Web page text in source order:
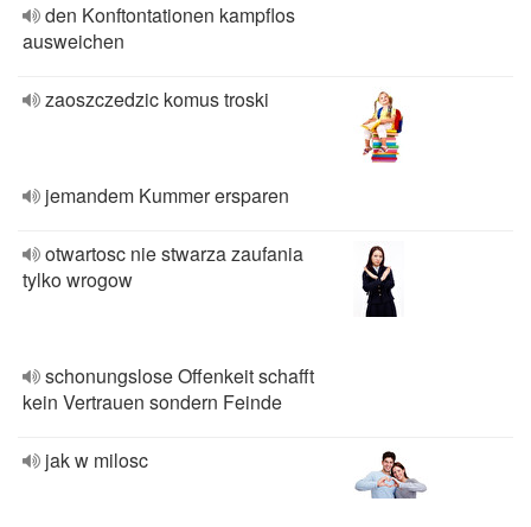
den Konftontationen kampflos
ausweichen
zaoszczedzic komus troski
jemandem Kummer ersparen
otwartosc nie stwarza zaufania
tylko wrogow
schonungslose Offenkeit schafft
kein Vertrauen sondern Feinde
jak w milosc